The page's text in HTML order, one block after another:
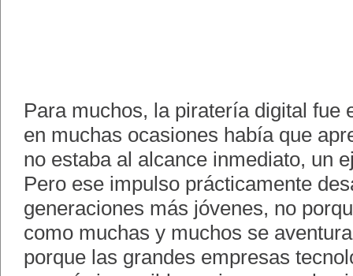
Para muchos, la piratería digital fue
en muchas ocasiones había que
no estaba al alcance inmediato, un
Pero ese impulso prácticamente
generaciones más jóvenes, no
como muchas y muchos se
porque las grandes empresas